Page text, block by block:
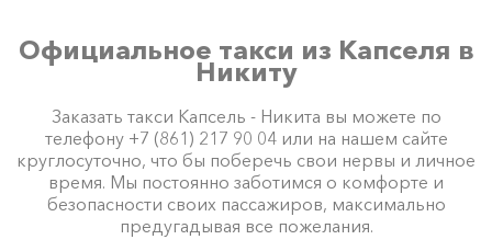
Официальное такси из Капселя в
Никиту
Заказать такси Капсель - Никита вы можете по
телефону +7 (861) 217 90 04 или на нашем сайте
круглосуточно, что бы поберечь свои нервы и личное
время. Мы постоянно заботимся о комфорте и
безопасности своих пассажиров, максимально
предугадывая все пожелания.